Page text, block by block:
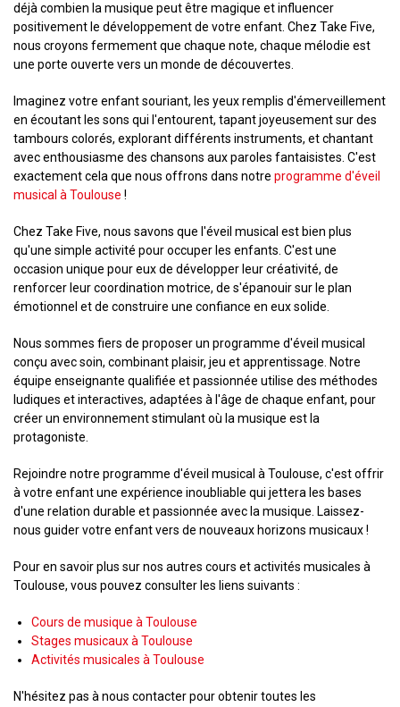
déjà combien la musique peut être magique et influencer
positivement le développement de votre enfant. Chez Take Five,
nous croyons fermement que chaque note, chaque mélodie est
une porte ouverte vers un monde de découvertes.
Imaginez votre enfant souriant, les yeux remplis d'émerveillement
en écoutant les sons qui l'entourent, tapant joyeusement sur des
tambours colorés, explorant différents instruments, et chantant
avec enthousiasme des chansons aux paroles fantaisistes. C'est
exactement cela que nous offrons dans notre programme d'éveil
musical à Toulouse !
Chez Take Five, nous savons que l'éveil musical est bien plus
qu'une simple activité pour occuper les enfants. C'est une
occasion unique pour eux de développer leur créativité, de
renforcer leur coordination motrice, de s'épanouir sur le plan
émotionnel et de construire une confiance en eux solide.
Nous sommes fiers de proposer un programme d'éveil musical
conçu avec soin, combinant plaisir, jeu et apprentissage. Notre
équipe enseignante qualifiée et passionnée utilise des méthodes
ludiques et interactives, adaptées à l'âge de chaque enfant, pour
créer un environnement stimulant où la musique est la
protagoniste.
Rejoindre notre programme d'éveil musical à Toulouse, c'est offrir
à votre enfant une expérience inoubliable qui jettera les bases
d'une relation durable et passionnée avec la musique. Laissez-
nous guider votre enfant vers de nouveaux horizons musicaux !
Pour en savoir plus sur nos autres cours et activités musicales à
Toulouse, vous pouvez consulter les liens suivants :
Cours de musique à Toulouse
Stages musicaux à Toulouse
Activités musicales à Toulouse
N'hésitez pas à nous contacter pour obtenir toutes les